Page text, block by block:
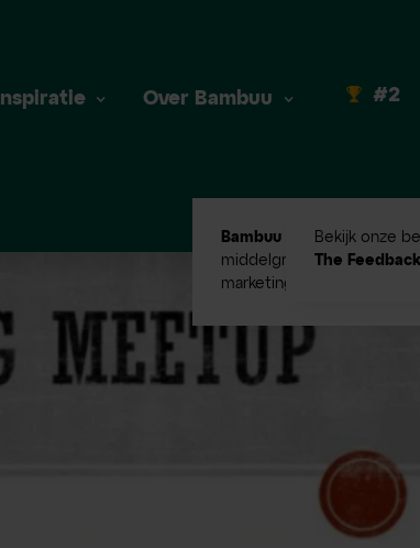
Inspiratie Over Bambuu #2
Bambuu #2
in Emerce100
middelgroot digital
marketingbureaus!
Bekijk onze
The